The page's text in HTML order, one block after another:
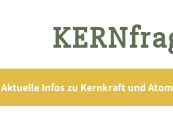
Aktuelle Infos zu Kernkraft und